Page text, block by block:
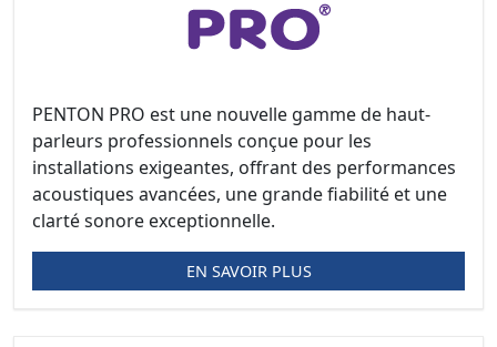
PENTON PRO est une nouvelle gamme de haut-
parleurs professionnels conçue pour les
installations exigeantes, offrant des performances
acoustiques avancées, une grande fiabilité et une
clarté sonore exceptionnelle.
EN SAVOIR PLUS